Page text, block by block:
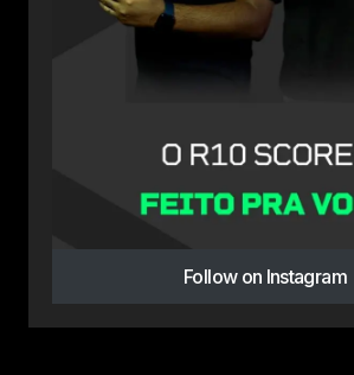
Follow on Instagram